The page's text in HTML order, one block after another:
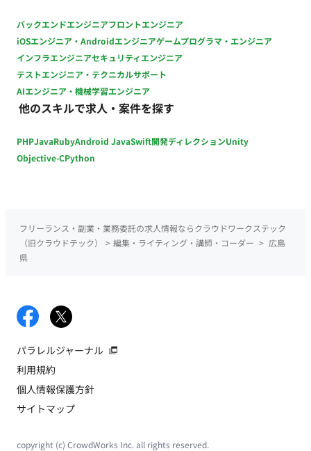
バックエンドエンジニアフロントエンジニア
iOSエンジニア・Androidエンジニアゲームプログラマ・エンジニア
インフラエンジニアセキュリティエンジニア
テストエンジニア・テクニカルサポート
AIエンジニア・機械学習エンジニア
他のスキルで求人・案件を探す
PHPJavaRubyAndroid JavaSwift開発ディレクションUnity
Objective-CPython
フリーランス・副業・業務委託の求人情報ならクラウドワークステック
（旧クラウドテック）
> 編集・ライティング・講師・コーダー > 広島
県
パラレルジャーナル
利用規約
個人情報保護方針
サイトマップ
copyright (c) CrowdWorks Inc. all rights reserved.